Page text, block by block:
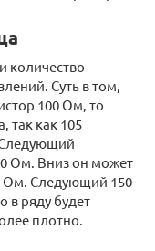
количество
Суть в том,
100 Ом, то
так как 105
Ом. Вниз он может
Ом. Следующий 150
в ряду будет
плотно.